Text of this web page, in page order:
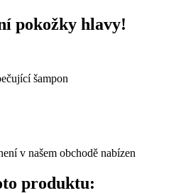
pokožky hlavy!
šampon
v našem obchodě nabízen
produktu: